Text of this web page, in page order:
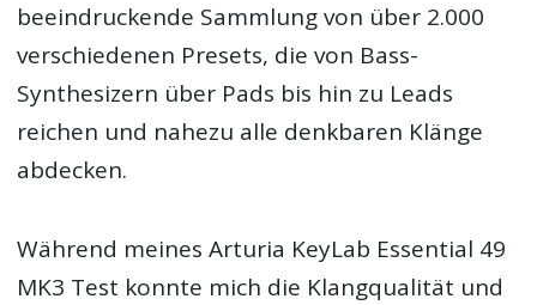
beeindruckende Sammlung von über 2.000
verschiedenen Presets, die von Bass-
Synthesizern über Pads bis hin zu Leads
reichen und nahezu alle denkbaren Klänge
abdecken.
Während meines Arturia KeyLab Essential 49
MK3 Test konnte mich die Klangqualität und